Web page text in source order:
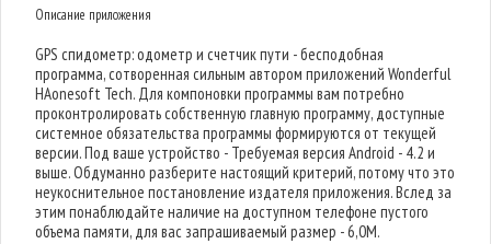
Описание приложения
GPS спидометр: одометр и счетчик пути - бесподобная
программа, сотворенная сильным автором приложений Wonderful
HAonesoft Tech. Для компоновки программы вам потребно
проконтролировать собственную главную программу, доступные
системное обязательства программы формируются от текущей
версии. Под ваше устройство - Требуемая версия Android - 4.2 и
выше. Обдуманно разберите настоящий критерий, потому что это
неукоснительное постановление издателя приложения. Вслед за
этим понаблюдайте наличие на доступном телефоне пустого
объема памяти, для вас запрашиваемый размер - 6,0M.